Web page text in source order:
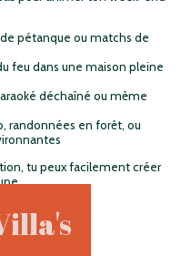
pétanque ou matchs de
feu dans une maison pleine
déchaîné ou même
randonnées en forêt, ou
tu peux facilement créer